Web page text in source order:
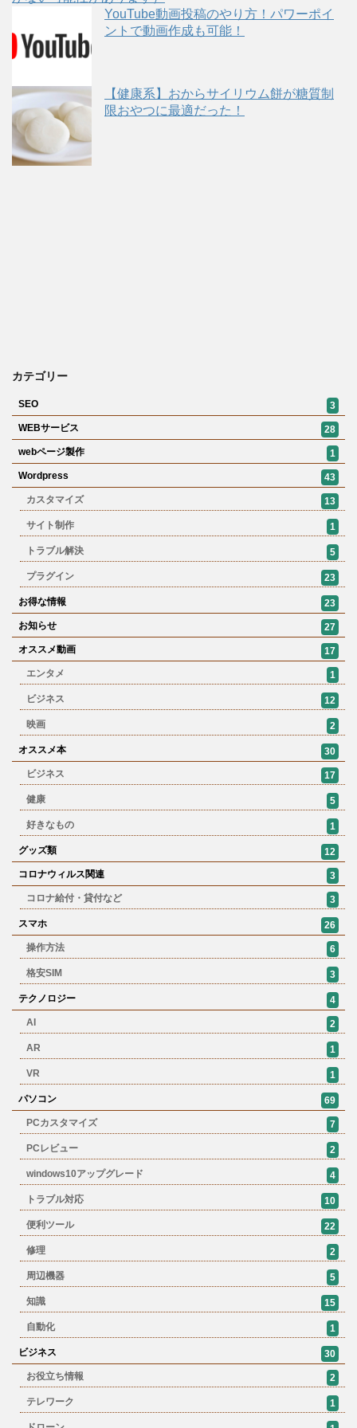
YouTube動画投稿のやり方！パワーポイ
ントで動画作成も可能！
【健康系】おからサイリウム餅が糖質制
限おやつに最適だった！
カテゴリー
SEO
3
WEBサービス
28
webページ製作
1
Wordpress
43
カスタマイズ
13
サイト制作 1
トラブル解決 5
プラグイン 23
お得な情報
23
お知らせ
27
オススメ動画
17
エンタメ
1
ビジネス 12
映画 2
オススメ本
30
ビジネス
17
健康 5
好きなもの 1
グッズ類
12
コロナウィルス関連
3
コロナ給付・貸付など
3
スマホ
26
操作方法
6
格安SIM 3
テクノロジー
4
AI
2
AR 1
VR 1
パソコン
69
PCカスタマイズ
7
PCレビュー 2
windows10アップグレード 4
トラブル対応 10
便利ツール 22
修理 2
周辺機器 5
知識 15
自動化 1
ビジネス
30
お役立ち情報
2
テレワーク 1